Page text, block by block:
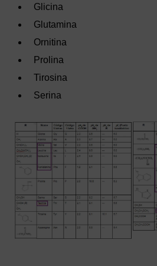
Glicina
Glutamina
Ornitina
Prolina
Tirosina
Serina